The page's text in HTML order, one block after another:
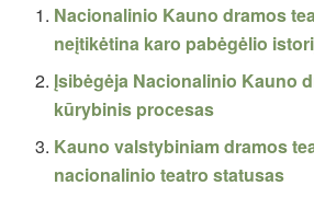
Nacionalinio Kauno dramos
neįtikėtina karo pabėgėlio
Įsibėgėja Nacionalinio Kauno
kūrybinis procesas
Kauno valstybiniam dramos
nacionalinio teatro statusas